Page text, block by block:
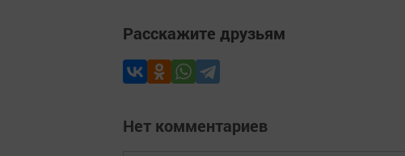
Расскажите друзьям
Нет комментариев